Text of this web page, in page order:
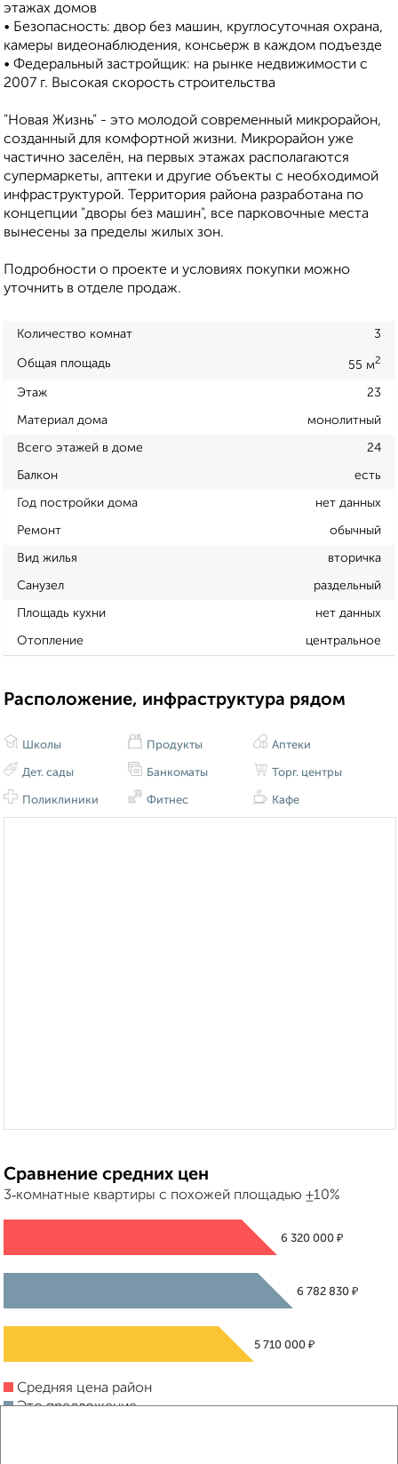
этажах домов
• Безопасность: двор без машин, круглосуточная охрана,
камеры видеонаблюдения, консьерж в каждом подъезде
• Федеральный застройщик: на рынке недвижимости с
2007 г. Высокая скорость строительства
"Новая Жизнь" - это молодой современный микрорайон,
созданный для комфортной жизни. Микрорайон уже
частично заселён, на первых этажах располагаются
супермаркеты, аптеки и другие объекты с необходимой
инфраструктурой. Территория района разработана по
концепции "дворы без машин", все парковочные места
вынесены за пределы жилых зон.
Подробности о проекте и условиях покупки можно
уточнить в отделе продаж.
Количество комнат 3
Общая площадь 55 м2
Этаж 23
Материал дома монолитный
Всего этажей в доме 24
Балкон есть
Год постройки дома нет данных
Ремонт обычный
Вид жилья вторичка
Санузел раздельный
Площадь кухни нет данных
Отопление центральное
Расположение, инфраструктура рядом
Школы
Дет. сады
Поликлиники
Продукты
Банкоматы
Фитнес
Аптеки
Торг. центры
Кафе
Сравнение средних цен
3‑комнатные квартиры с похожей площадью ±10%
6 320 000₽
6 782 830 ₽
5 710 000 ₽
Средняя цена район
Это предложение